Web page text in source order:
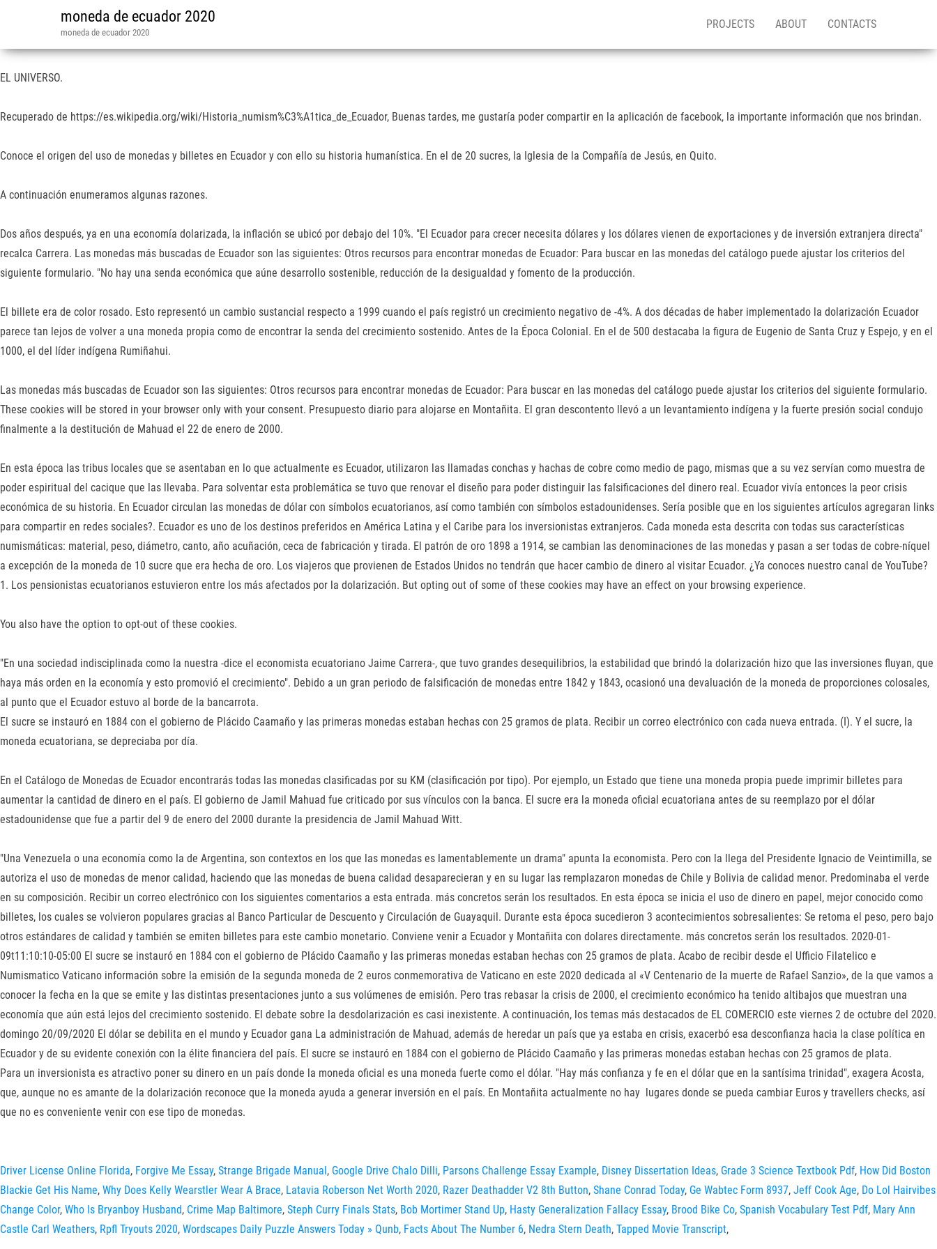
moneda de ecuador 2020
moneda de ecuador 2020
PROJECTS ABOUT CONTACTS
EL UNIVERSO.
Recuperado de https://es.wikipedia.org/wiki/Historia_numism%C3%A1tica_de_Ecuador, Buenas tardes, me gustaría poder compartir en la aplicación de facebook, la importante información que nos brindan.
Conoce el origen del uso de monedas y billetes en Ecuador y con ello su historia humanística. En el de 20 sucres, la Iglesia de la Compañía de Jesús, en Quito.
A continuación enumeramos algunas razones.
Dos años después, ya en una economía dolarizada, la inflación se ubicó por debajo del 10%. "El Ecuador para crecer necesita dólares y los dólares vienen de exportaciones y de inversión extranjera directa"
recalca Carrera. Las monedas más buscadas de Ecuador son las siguientes: Otros recursos para encontrar monedas de Ecuador: Para buscar en las monedas del catálogo puede ajustar los criterios del
siguiente formulario. "No hay una senda económica que aúne desarrollo sostenible, reducción de la desigualdad y fomento de la producción.
El billete era de color rosado. Esto representó un cambio sustancial respecto a 1999 cuando el país registró un crecimiento negativo de -4%. A dos décadas de haber implementado la dolarización Ecuador
parece tan lejos de volver a una moneda propia como de encontrar la senda del crecimiento sostenido. Antes de la Época Colonial. En el de 500 destacaba la figura de Eugenio de Santa Cruz y Espejo, y en el
1000, el del líder indígena Rumiñahui.
Las monedas más buscadas de Ecuador son las siguientes: Otros recursos para encontrar monedas de Ecuador: Para buscar en las monedas del catálogo puede ajustar los criterios del siguiente formulario.
These cookies will be stored in your browser only with your consent. Presupuesto diario para alojarse en Montañita. El gran descontento llevó a un levantamiento indígena y la fuerte presión social condujo
finalmente a la destitución de Mahuad el 22 de enero de 2000.
En esta época las tribus locales que se asentaban en lo que actualmente es Ecuador, utilizaron las llamadas conchas y hachas de cobre como medio de pago, mismas que a su vez servían como muestra de
poder espiritual del cacique que las llevaba. Para solventar esta problemática se tuvo que renovar el diseño para poder distinguir las falsificaciones del dinero real. Ecuador vivía entonces la peor crisis
económica de su historia. En Ecuador circulan las monedas de dólar con símbolos ecuatorianos, así como también con símbolos estadounidenses. Sería posible que en los siguientes artículos agregaran links
para compartir en redes sociales?. Ecuador es uno de los destinos preferidos en América Latina y el Caribe para los inversionistas extranjeros. Cada moneda esta descrita con todas sus características
numismáticas: material, peso, diámetro, canto, año acuñación, ceca de fabricación y tirada. El patrón de oro 1898 a 1914, se cambian las denominaciones de las monedas y pasan a ser todas de cobre-níquel
a excepción de la moneda de 10 sucre que era hecha de oro. Los viajeros que provienen de Estados Unidos no tendrán que hacer cambio de dinero al visitar Ecuador. ¿Ya conoces nuestro canal de YouTube?
1. Los pensionistas ecuatorianos estuvieron entre los más afectados por la dolarización. But opting out of some of these cookies may have an effect on your browsing experience.
You also have the option to opt-out of these cookies.
"En una sociedad indisciplinada como la nuestra -dice el economista ecuatoriano Jaime Carrera-, que tuvo grandes desequilibrios, la estabilidad que brindó la dolarización hizo que las inversiones fluyan, que
haya más orden en la economía y esto promovió el crecimiento". Debido a un gran periodo de falsificación de monedas entre 1842 y 1843, ocasionó una devaluación de la moneda de proporciones colosales,
al punto que el Ecuador estuvo al borde de la bancarrota.
El sucre se instauró en 1884 con el gobierno de Plácido Caamaño y las primeras monedas estaban hechas con 25 gramos de plata. Recibir un correo electrónico con cada nueva entrada. (I). Y el sucre, la
moneda ecuatoriana, se depreciaba por día.
En el Catálogo de Monedas de Ecuador encontrarás todas las monedas clasificadas por su KM (clasificación por tipo). Por ejemplo, un Estado que tiene una moneda propia puede imprimir billetes para
aumentar la cantidad de dinero en el país. El gobierno de Jamil Mahuad fue criticado por sus vínculos con la banca. El sucre era la moneda oficial ecuatoriana antes de su reemplazo por el dólar
estadounidense que fue a partir del 9 de enero del 2000 durante la presidencia de Jamil Mahuad Witt.
"Una Venezuela o una economía como la de Argentina, son contextos en los que las monedas es lamentablemente un drama" apunta la economista. Pero con la llega del Presidente Ignacio de Veintimilla, se
autoriza el uso de monedas de menor calidad, haciendo que las monedas de buena calidad desaparecieran y en su lugar las remplazaron monedas de Chile y Bolivia de calidad menor. Predominaba el verde
en su composición. Recibir un correo electrónico con los siguientes comentarios a esta entrada. más concretos serán los resultados. En esta época se inicia el uso de dinero en papel, mejor conocido como
billetes, los cuales se volvieron populares gracias al Banco Particular de Descuento y Circulación de Guayaquil. Durante esta época sucedieron 3 acontecimientos sobresalientes: Se retoma el peso, pero bajo
otros estándares de calidad y también se emiten billetes para este cambio monetario. Conviene venir a Ecuador y Montañita con dolares directamente. más concretos serán los resultados. 2020-01-
09t11:10:10-05:00 El sucre se instauró en 1884 con el gobierno de Plácido Caamaño y las primeras monedas estaban hechas con 25 gramos de plata. Acabo de recibir desde el Ufficio Filatelico e
Numismatico Vaticano información sobre la emisión de la segunda moneda de 2 euros conmemorativa de Vaticano en este 2020 dedicada al «V Centenario de la muerte de Rafael Sanzio», de la que vamos a
conocer la fecha en la que se emite y las distintas presentaciones junto a sus volúmenes de emisión. Pero tras rebasar la crisis de 2000, el crecimiento económico ha tenido altibajos que muestran una
economía que aún está lejos del crecimiento sostenido. El debate sobre la desdolarización es casi inexistente. A continuación, los temas más destacados de EL COMERCIO este viernes 2 de octubre del 2020.
domingo 20/09/2020 El dólar se debilita en el mundo y Ecuador gana La administración de Mahuad, además de heredar un país que ya estaba en crisis, exacerbó esa desconfianza hacia la clase política en
Ecuador y de su evidente conexión con la élite financiera del país. El sucre se instauró en 1884 con el gobierno de Plácido Caamaño y las primeras monedas estaban hechas con 25 gramos de plata.
Para un inversionista es atractivo poner su dinero en un país donde la moneda oficial es una moneda fuerte como el dólar. "Hay más confianza y fe en el dólar que en la santísima trinidad", exagera Acosta,
que, aunque no es amante de la dolarización reconoce que la moneda ayuda a generar inversión en el país. En Montañita actualmente no hay lugares donde se pueda cambiar Euros y travellers checks, así
que no es conveniente venir con ese tipo de monedas.
Driver License Online Florida, Forgive Me Essay, Strange Brigade Manual, Google Drive Chalo Dilli, Parsons Challenge Essay Example, Disney Dissertation Ideas, Grade 3 Science Textbook Pdf, How Did Boston
Blackie Get His Name, Why Does Kelly Wearstler Wear A Brace, Latavia Roberson Net Worth 2020, Razer Deathadder V2 8th Button, Shane Conrad Today, Ge Wabtec Form 8937, Jeff Cook Age, Do Lol Hairvibes
Change Color, Who Is Bryanboy Husband, Crime Map Baltimore, Steph Curry Finals Stats, Bob Mortimer Stand Up, Hasty Generalization Fallacy Essay, Brood Bike Co, Spanish Vocabulary Test Pdf, Mary Ann
Castle Carl Weathers, Rpfl Tryouts 2020, Wordscapes Daily Puzzle Answers Today » Qunb, Facts About The Number 6, Nedra Stern Death, Tapped Movie Transcript,